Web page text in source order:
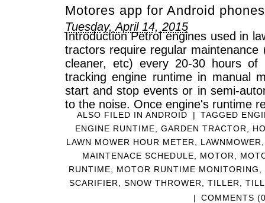
Motores app for Android phones
Tuesday, April 14, 2015
Introduction Petrol engines used in
tractors require regular
cleaner, etc) every 20-30 hours of
tracking engine runtime in manual
start and stop events or in semi-
to the noise. Once engine's runtime
ALSO FILED INANDROID | TAGGED
ENGINE RUNTIME
GARDEN TRACTOR
LAWN MOWER HOUR METER
LAWNMOWER
MAINTENACE SCHEDULE
MOTOR
RUNTIME
MOTOR RUNTIME MONITORING
SCARIFIER
SNOW THROWER TILLER
|
COMMENTS